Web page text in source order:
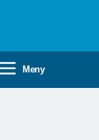
Meny